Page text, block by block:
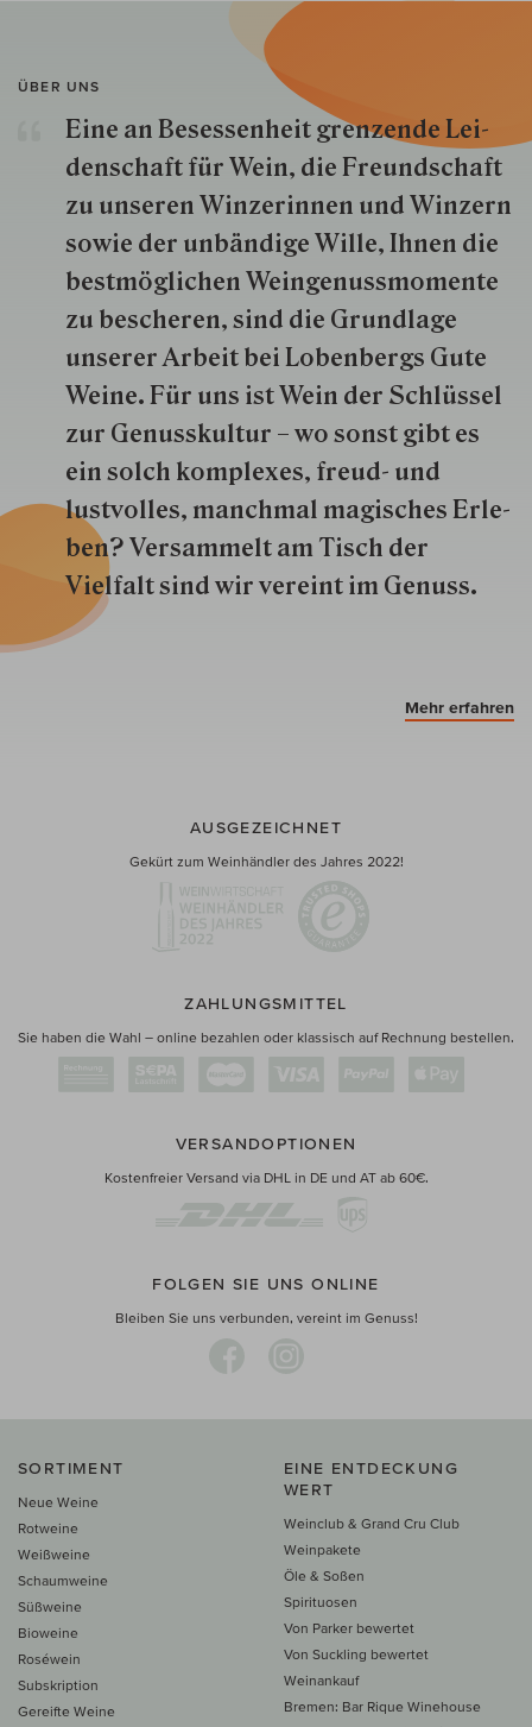
ÜBER UNS
Eine an Besessenheit gren­zende Lei­
den­schaft für Wein, die Freund­schaft
zu unseren Win­zer­innen und Win­zern
so­wie der un­bän­dige Wille, Ihnen die
best­mög­lich­en Wein­genuss­momente
zu besche­ren, sind die Grund­lage
unserer Arbeit bei Lobenbergs Gute
Weine. Für uns ist Wein der Schlüs­sel
zur Genuss­kultur – wo sonst gibt es
ein solch kom­plexes, freud- und
lustvolles, manchmal ma­gisch­es Er­le­
ben? Versammelt am Tisch der
Vielfalt sind wir ver­eint im Genuss.
Mehr erfahren
AUSGEZEICHNET
Gekürt zum Weinhändler des Jahres 2022!
ZAHLUNGSMITTEL
Sie haben die Wahl – online bezahlen oder klassisch auf Rechnung bestellen.
VERSANDOPTIONEN
Kostenfreier Versand via DHL in DE und AT ab 60€.
FOLGEN SIE UNS ONLINE
Bleiben Sie uns verbunden, vereint im Genuss!
SORTIMENT
Neue Weine
Rotweine
Weißweine
Schaumweine
Süßweine
Bioweine
Roséwein
Subskription
Gereifte Weine
EINE ENTDECKUNG
WERT
Weinclub & Grand Cru Club
Weinpakete
Öle & Soßen
Spirituosen
Von Parker bewertet
Von Suckling bewertet
Weinankauf
Bremen: Bar Rique Winehouse